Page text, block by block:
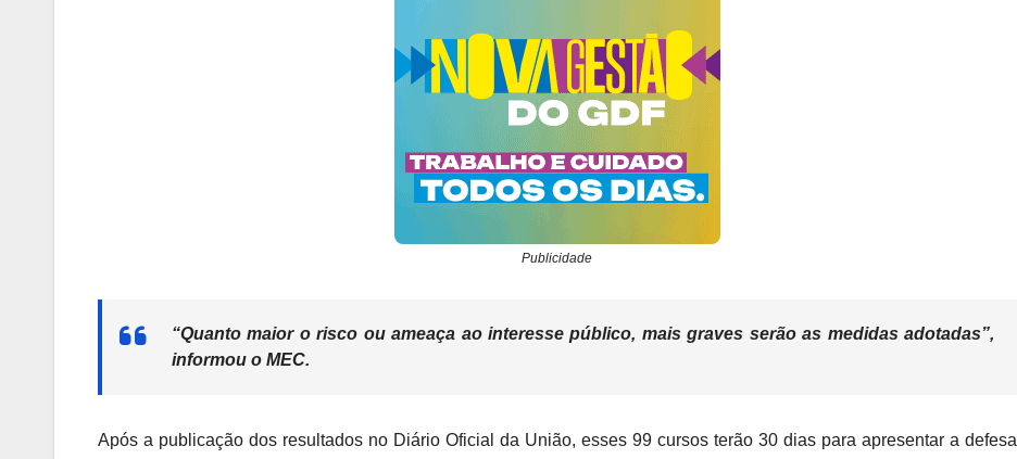
Publicidade
“Quanto maior o risco ou ameaça ao interesse público, mais graves serão as medidas adotadas”,
informou o MEC.
Após a publicação dos resultados no Diário Oficial da União, esses 99 cursos terão 30 dias para apresentar a defesa